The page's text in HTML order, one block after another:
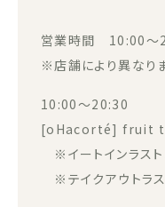
営業時間 10:00～
※店舗により異なり
10:00～20:30
[oHacorté] fruit
※イートインラス
※テイクアウトラ